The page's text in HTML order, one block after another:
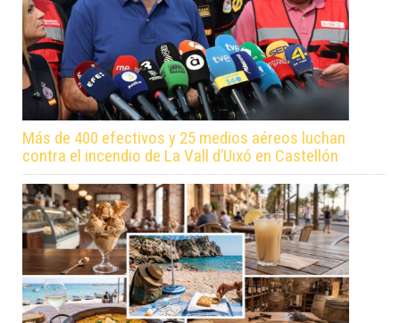
Más de 400 efectivos y 25 medios aéreos luchan
contra el incendio de La Vall d’Uixó en Castellón